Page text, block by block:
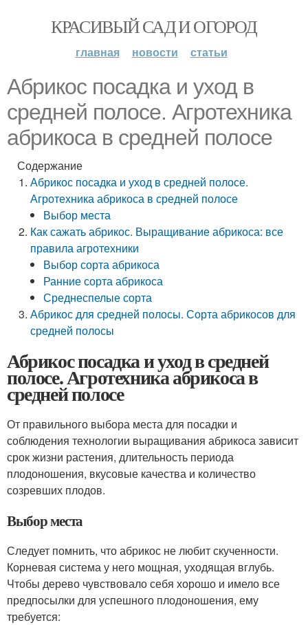
КРАСИВЫЙ САД И ОГОРОД
главная новости статьи
Абрикос посадка и уход в
средней полосе. Агротехника
абрикоса в средней полосе
Содержание
Абрикос посадка и уход в средней полосе.
Агротехника абрикоса в средней полосе
Выбор места
Как сажать абрикос. Выращивание абрикоса: все
правила агротехники
Выбор сорта абрикоса
Ранние сорта абрикоса
Среднеспелые сорта
Абрикос для средней полосы. Сорта абрикосов для
средней полосы
Абрикос посадка и уход в средней
полосе. Агротехника абрикоса в
средней полосе
От правильного выбора места для посадки и
соблюдения технологии выращивания абрикоса зависит
срок жизни растения, длительность периода
плодоношения, вкусовые качества и количество
созревших плодов.
Выбор места
Следует помнить, что абрикос не любит скученности.
Корневая система у него мощная, уходящая вглубь.
Чтобы дерево чувствовало себя хорошо и имело все
предпосылки для успешного плодоношения, ему
требуется: